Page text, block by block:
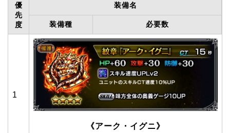
優
先
度
装備名
装備種 必要数
1
《アーク・イグニ》